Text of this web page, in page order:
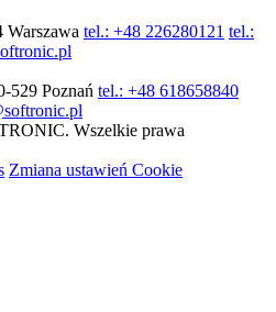
Warszawa tel.: +48 226280121 tel.:
529 Poznań tel.: +48 618658840
Wszelkie prawa
Zmiana ustawień Cookie